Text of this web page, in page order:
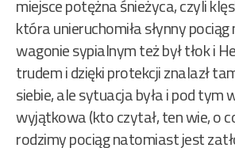
miejsce potężna śnieżyca, czyli
która unieruchomiła słynny pociąg
wagonie sypialnym też był tłok i
trudem i dzięki protekcji znalazł
siebie, ale sytuacja była i pod tym
wyjątkowa (kto czytał, ten wie, o
rodzimy pociąg natomiast jest